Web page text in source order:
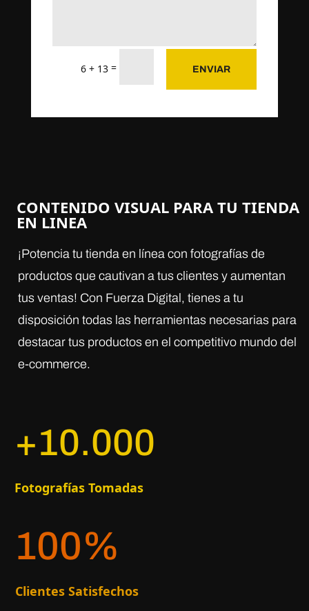
6 + 13 = ENVIAR
CONTENIDO VISUAL PARA TU TIENDA
EN LINEA
¡Potencia tu tienda en línea con fotografías de
productos que cautivan a tus clientes y aumentan
tus ventas! Con Fuerza Digital, tienes a tu
disposición todas las herramientas necesarias para
destacar tus productos en el competitivo mundo del
e-commerce.
+10.000
Fotografías Tomadas
100%
Clientes Satisfechos